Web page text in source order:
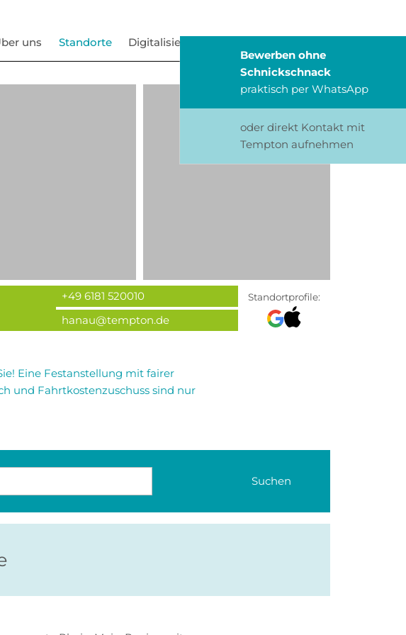
Bewerben ohne
Schnickschnack
praktisch per WhatsApp
oder direkt Kontakt mit
Tempton aufnehmen
uns Standorte Digitalisierung
+49 6181 520010
hanau@tempton.de
Standortprofile:
Eine Festanstellung mit fairer
und Fahrtkostenzuschuss sind nur
Suchen